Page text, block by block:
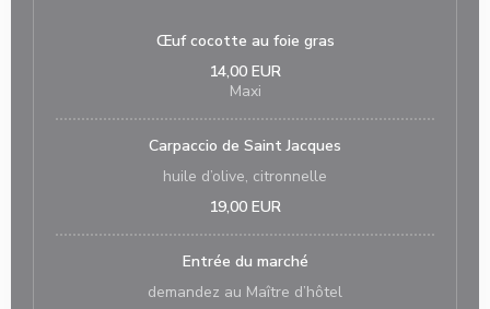
Œuf cocotte au foie gras
14,00 EUR
Maxi
Carpaccio de Saint Jacques
huile d’olive, citronnelle
19,00 EUR
Entrée du marché
demandez au Maître d’hôtel